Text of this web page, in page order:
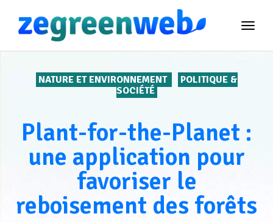
NATURE ET ENVIRONNEMENT
POLITIQUE &
SOCIÉTÉ
Plant-for-the-Planet :
une application pour
favoriser le
reboisement des forêts